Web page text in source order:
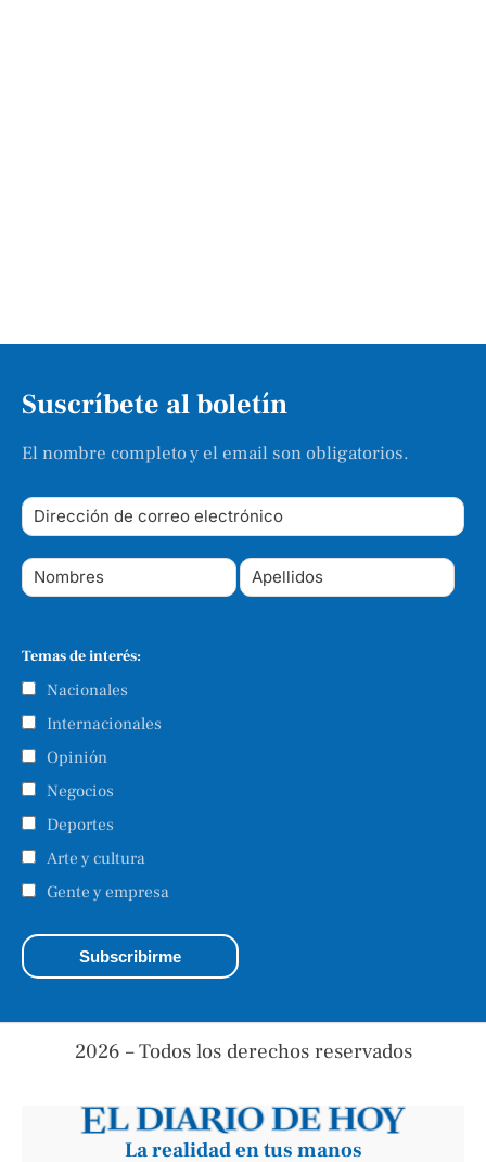
Suscríbete al boletín
El nombre completo y el email son obligatorios.
Temas de interés:
Nacionales
Internacionales
Opinión
Negocios
Deportes
Arte y cultura
Gente y empresa
2026 – Todos los derechos reservados
La realidad en tus manos